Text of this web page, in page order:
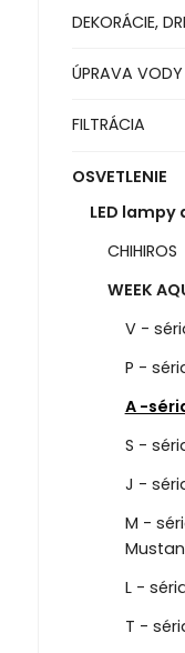
DEKORÁCIE,
ÚPRAVA
FILTRÁCIA
OSVETLENIE
LED
CHIHIROS
WEEK
V -
P -
A -
S -
J -
M -
L -
T -